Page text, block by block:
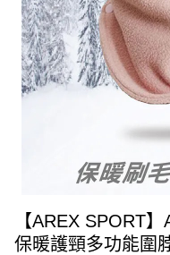
【AREX SPORT
保暖護頸多功能圍